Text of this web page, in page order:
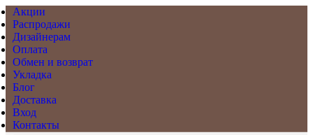
Акции
Распродажи
Дизайнерам
Оплата
Обмен и возврат
Укладка
Блог
Доставка
Вход
Контакты